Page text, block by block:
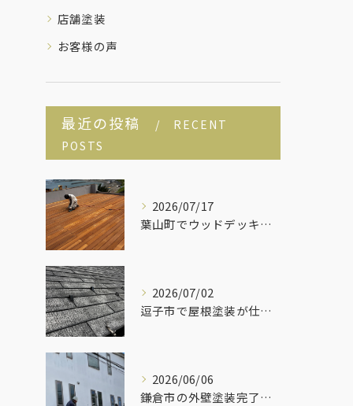
店舗塗装
お客様の声
最近の投稿
RECENT
POSTS
2026/07/17
葉山町でウッドデッキを塗りました！
2026/07/02
逗子市で屋根塗装が仕上がりました！
2026/06/06
鎌倉市の外壁塗装完了しました！